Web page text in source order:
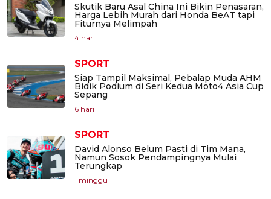
Skutik Baru Asal China Ini Bikin Penasaran,
Harga Lebih Murah dari Honda BeAT tapi
Fiturnya Melimpah
4 hari
SPORT
Siap Tampil Maksimal, Pebalap Muda AHM
Bidik Podium di Seri Kedua Moto4 Asia Cup
Sepang
6 hari
SPORT
David Alonso Belum Pasti di Tim Mana,
Namun Sosok Pendampingnya Mulai
Terungkap
1 minggu